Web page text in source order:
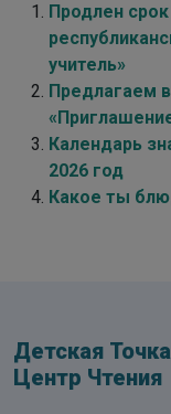
Продлен срок
учитель»
Предлагаем
Календарь
2026 год
Какое ты
Детская
Центр Чтения